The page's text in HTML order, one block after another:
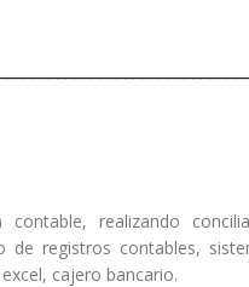
realizando
registros contables,
cajero bancario.